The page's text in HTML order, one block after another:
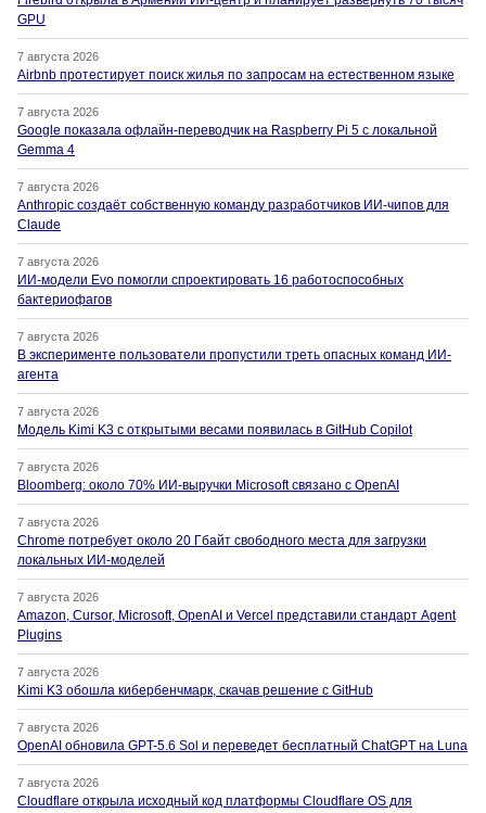
GPU
7 августа 2026
Airbnb протестирует поиск жилья по запросам на естественном языке
7 августа 2026
Google показала офлайн-переводчик на Raspberry Pi 5 с локальной
Gemma 4
7 августа 2026
Anthropic создаёт собственную команду разработчиков ИИ-чипов для
Claude
7 августа 2026
ИИ-модели Evo помогли спроектировать 16 работоспособных
бактериофагов
7 августа 2026
В эксперименте пользователи пропустили треть опасных команд ИИ-
агента
7 августа 2026
Модель Kimi K3 с открытыми весами появилась в GitHub Copilot
7 августа 2026
Bloomberg: около 70% ИИ-выручки Microsoft связано с OpenAI
7 августа 2026
Chrome потребует около 20 Гбайт свободного места для загрузки
локальных ИИ-моделей
7 августа 2026
Amazon, Cursor, Microsoft, OpenAI и Vercel представили стандарт Agent
Plugins
7 августа 2026
Kimi K3 обошла кибербенчмарк, скачав решение с GitHub
7 августа 2026
OpenAI обновила GPT-5.6 Sol и переведет бесплатный ChatGPT на Luna
7 августа 2026
Cloudflare открыла исходный код платформы Cloudflare OS для